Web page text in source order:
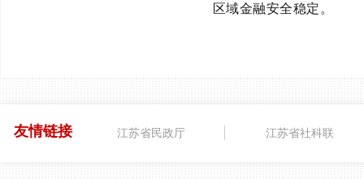
区域金融安全稳定。
江苏省民政厅 江苏省社科联
友情链接